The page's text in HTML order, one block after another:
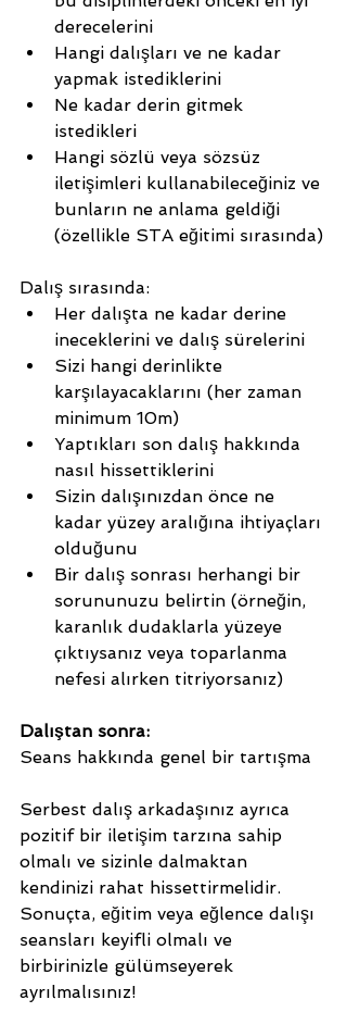
derecelerini
Hangi dalışları ve ne kadar
yapmak istediklerini
Ne kadar derin gitmek
istedikleri
Hangi sözlü veya sözsüz
iletişimleri kullanabileceğiniz ve
bunların ne anlama geldiği
(özellikle STA eğitimi sırasında)
Dalış sırasında:
Her dalışta ne kadar derine
ineceklerini ve dalış sürelerini
Sizi hangi derinlikte
karşılayacaklarını (her zaman
minimum 10m)
Yaptıkları son dalış hakkında
nasıl hissettiklerini
Sizin dalışınızdan önce ne
kadar yüzey aralığına ihtiyaçları
olduğunu
Bir dalış sonrası herhangi bir
sorununuzu belirtin (örneğin,
karanlık dudaklarla yüzeye
çıktıysanız veya toparlanma
nefesi alırken titriyorsanız)
Dalıştan sonra:
Seans hakkında genel bir tartışma
Serbest dalış arkadaşınız ayrıca
pozitif bir iletişim tarzına sahip
olmalı ve sizinle dalmaktan
kendinizi rahat hissettirmelidir.
Sonuçta, eğitim veya eğlence dalışı
seansları keyifli olmalı ve
birbirinizle gülümseyerek
ayrılmalısınız!